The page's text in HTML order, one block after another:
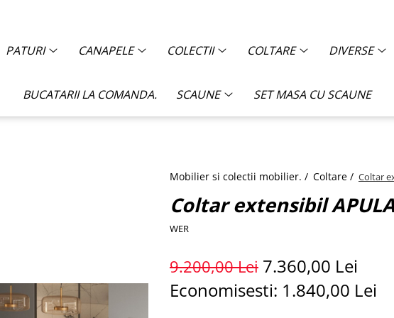
PATURI CANAPELE COLECTII COLTARE DIVERSE
BUCATARII LA COMANDA. SCAUNE SET MASA CU SCAUNE
Mobilier si colectii mobilier. / Coltare / Coltar
Coltar extensibil
WER
9.200,00 Lei 7.360,00 Lei
Economisesti: 1.840,00 Lei